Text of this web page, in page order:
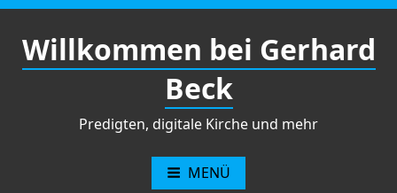
Zum
springen
Willkommen bei Gerhard
Beck
Predigten, digitale Kirche und mehr
MENÜ